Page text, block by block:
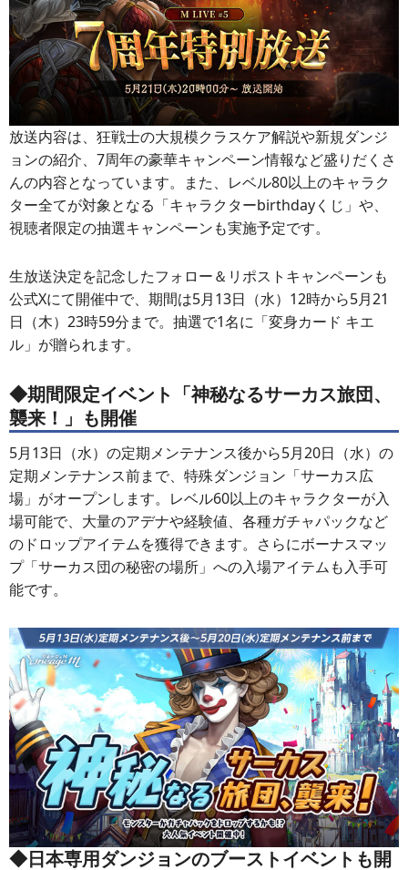
放送内容は、狂戦士の大規模クラスケア解説や新規ダンジ
ョンの紹介、7周年の豪華キャンペーン情報など盛りだくさ
んの内容となっています。また、レベル80以上のキャラク
ター全てが対象となる「キャラクターbirthdayくじ」や、
視聴者限定の抽選キャンペーンも実施予定です。
生放送決定を記念したフォロー＆リポストキャンペーンも
公式Xにて開催中で、期間は5月13日（水）12時から5月21
日（木）23時59分まで。抽選で1名に「変身カード キエ
ル」が贈られます。
◆期間限定イベント「神秘なるサーカス旅団、
襲来！」も開催
5月13日（水）の定期メンテナンス後から5月20日（水）の
定期メンテナンス前まで、特殊ダンジョン「サーカス広
場」がオープンします。レベル60以上のキャラクターが入
場可能で、大量のアデナや経験値、各種ガチャパックなど
のドロップアイテムを獲得できます。さらにボーナスマッ
プ「サーカス団の秘密の場所」への入場アイテムも入手可
能です。
◆日本専用ダンジョンのブーストイベントも開